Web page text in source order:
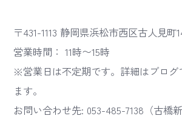
〒431-1113 静岡県浜松市西区古人見町
営業時間： 11時〜15時
※営業日は不定期です。詳細はブログ
ます。
お問い合わせ先: 053-485-7138（古橋新